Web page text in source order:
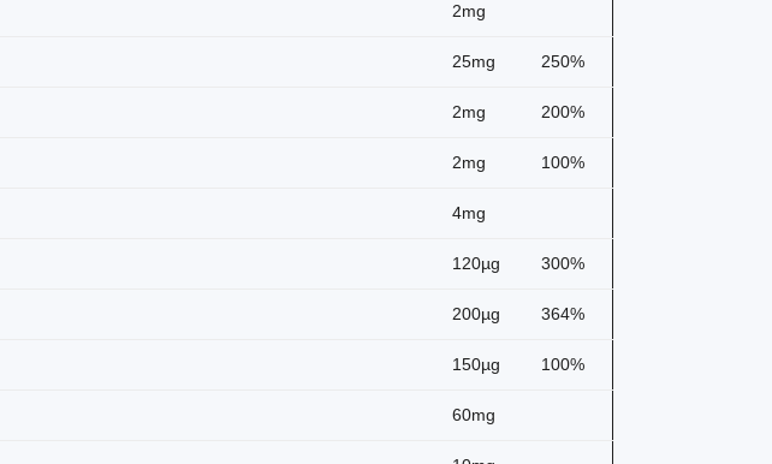
2mg
25mg 250%
2mg 200%
2mg 100%
4mg
120µg 300%
200µg 364%
150µg 100%
60mg